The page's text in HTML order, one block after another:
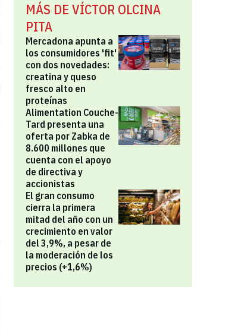
MÁS DE VÍCTOR OLCINA
PITA
Mercadona apunta a
los consumidores 'fit'
con dos novedades:
creatina y queso
fresco alto en
proteínas
Alimentation Couche-
Tard presenta una
oferta por Zabka de
8.600 millones que
cuenta con el apoyo
de directiva y
accionistas
El gran consumo
cierra la primera
mitad del año con un
crecimiento en valor
del 3,9%, a pesar de
la moderación de los
precios (+1,6%)